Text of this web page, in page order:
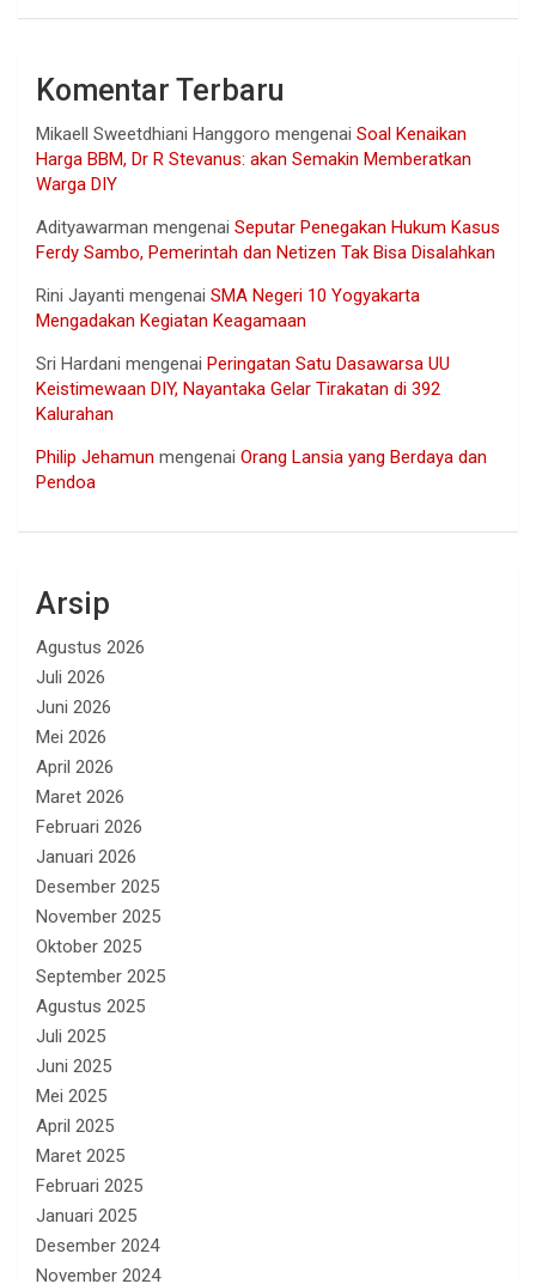
Komentar Terbaru
Mikaell Sweetdhiani Hanggoro mengenai Soal Kenaikan
Harga BBM, Dr R Stevanus: akan Semakin Memberatkan
Warga DIY
Adityawarman mengenai Seputar Penegakan Hukum Kasus
Ferdy Sambo, Pemerintah dan Netizen Tak Bisa Disalahkan
Rini Jayanti mengenai SMA Negeri 10 Yogyakarta
Mengadakan Kegiatan Keagamaan
Sri Hardani mengenai Peringatan Satu Dasawarsa UU
Keistimewaan DIY, Nayantaka Gelar Tirakatan di 392
Kalurahan
Philip Jehamun mengenai Orang Lansia yang Berdaya dan
Pendoa
Arsip
Agustus 2026
Juli 2026
Juni 2026
Mei 2026
April 2026
Maret 2026
Februari 2026
Januari 2026
Desember 2025
November 2025
Oktober 2025
September 2025
Agustus 2025
Juli 2025
Juni 2025
Mei 2025
April 2025
Maret 2025
Februari 2025
Januari 2025
Desember 2024
November 2024